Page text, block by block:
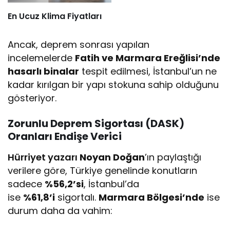
En Ucuz Klima Fiyatları
Ancak, deprem sonrası yapılan
incelemelerde Fatih ve Marmara Ereğlisi’nde
hasarlı binalar tespit edilmesi, İstanbul’un ne
kadar kırılgan bir yapı stokuna sahip olduğunu
gösteriyor.
Zorunlu Deprem Sigortası (DASK)
Oranları Endişe Verici
Hürriyet yazarı Noyan Doğan’ın paylaştığı
verilere göre, Türkiye genelinde konutların
sadece %56,2’si, İstanbul’da
ise %61,8’i sigortalı. Marmara Bölgesi’nde ise
durum daha da vahim: